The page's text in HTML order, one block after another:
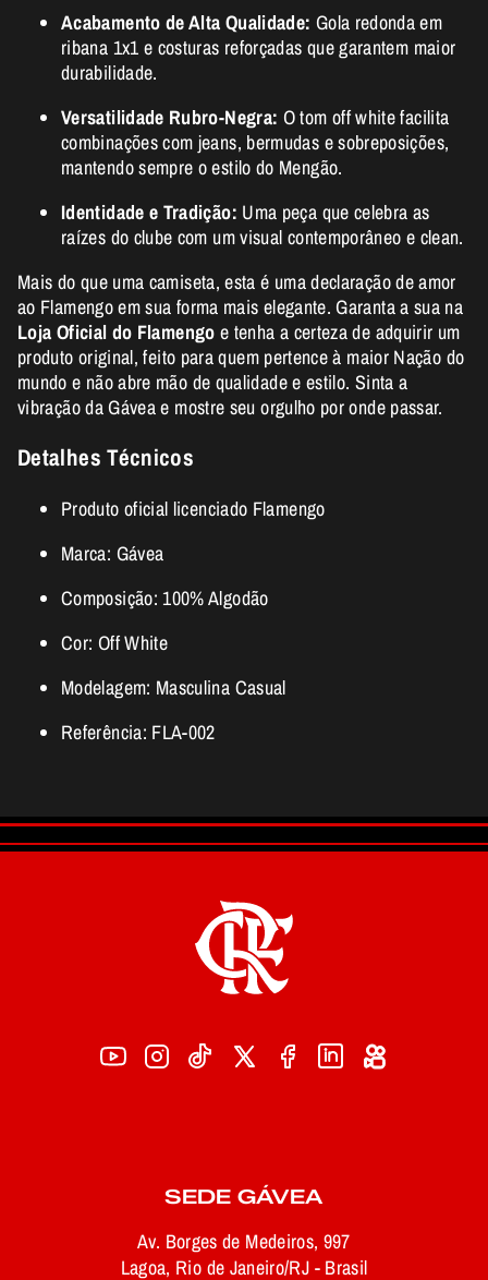
Acabamento de Alta Qualidade: Gola redonda em
ribana 1x1 e costuras reforçadas que garantem maior
durabilidade.
Versatilidade Rubro-Negra: O tom off white facilita
combinações com jeans, bermudas e sobreposições,
mantendo sempre o estilo do Mengão.
Identidade e Tradição: Uma peça que celebra as
raízes do clube com um visual contemporâneo e clean.
Mais do que uma camiseta, esta é uma declaração de amor
ao Flamengo em sua forma mais elegante. Garanta a sua na
Loja Oficial do Flamengo e tenha a certeza de adquirir um
produto original, feito para quem pertence à maior Nação do
mundo e não abre mão de qualidade e estilo. Sinta a
vibração da Gávea e mostre seu orgulho por onde passar.
Detalhes Técnicos
Produto oficial licenciado Flamengo
Marca: Gávea
Composição: 100% Algodão
Cor: Off White
Modelagem: Masculina Casual
Referência: FLA-002
SEDE GÁVEA
Av. Borges de Medeiros, 997
Lagoa, Rio de Janeiro/RJ - Brasil